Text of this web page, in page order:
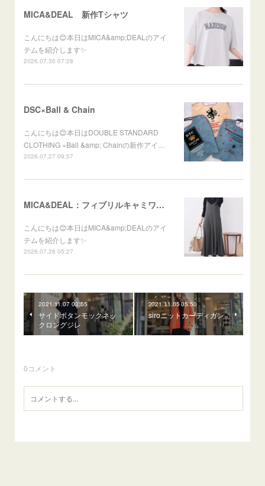
MICA&DEAL 新作Tシャツ
こんにちは😊本日はMICA&amp;DEALのアイ
テムを紹介します✨
2026.07.30 07:28
DSC×Ball & Chain
こんにちは😊本日はDOUBLE STANDARD
CLOTHING ×Ball &amp; Chainの新作アイ…
2026.07.27 09:57
MICA&DEAL：フィブリルキャミワンピース
こんにちは😊本日はMICA&amp;DEALのアイ
テムを紹介します✨
2026.07.26 05:27
2021.11.07 03:55
サイドボタンモックネッ
クロングジレ
2021.11.05 05:50
siroニットカーディガン
0コメント